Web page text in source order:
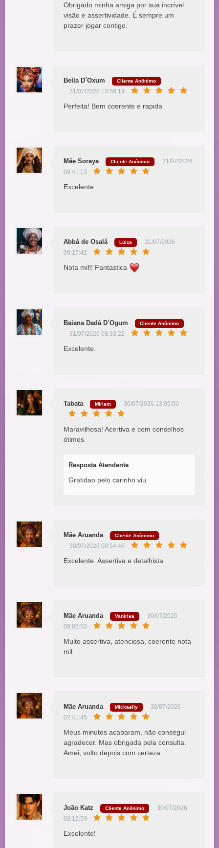
Obrigado minha amiga por sua incrível
visão e assertividade. É sempre um
prazer jogar contigo.
Bella D´Oxum Cliente Anônimo
31/07/2026 13:58:14
Perfeita! Bem coerente e rapida
Mãe Soraya Cliente Anônimo
31/07/2026
09:41:13
Excelente
Abbá de Osalá Luiza
31/07/2026
09:17:42
Nota mil!! Fantastica
Baiana Dadá D´Ogum Cliente Anônimo
31/07/2026 08:33:22
Excelente.
Tabata Miriam 30/07/2026 13:05:00
Maravilhosa! Acertiva e com conselhos
ótimos
Resposta Atendente
Gratidao pelo carinho viu
Mãe Aruanda Cliente Anônimo
30/07/2026 08:54:48
Excelente. Assertiva e detalhista
Mãe Aruanda Vanirlea
30/07/2026
08:05:50
Muito assertiva, atenciosa, coerente nota
mil
Mãe Aruanda Mickaelly
30/07/2026
07:41:45
Meus minutos acabaram, não consegui
agradecer. Mas obrigada pela consulta.
Amei, volto depois com certeza
João Katz Cliente Anônimo
30/07/2026
03:12:59
Excelente!